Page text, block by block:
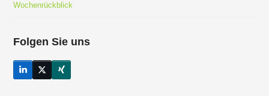
Wochenrückblick
Folgen Sie uns
LinkedInTwitter
(deprecated)
Xing